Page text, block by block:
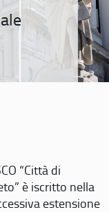
“Città di
è iscritto nella
estensione